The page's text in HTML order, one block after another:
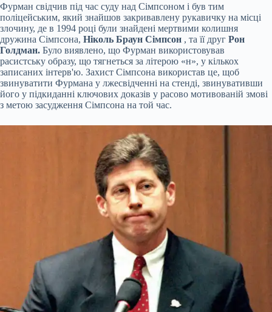
Фурман свідчив під час суду над Сімпсоном і був тим
поліцейським, який знайшов закривавлену рукавичку на місці
злочину, де в 1994 році були знайдені мертвими колишня
дружина Сімпсона, Ніколь Браун Сімпсон , та її друг Рон
Голдман. Було виявлено, що Фурман використовував
расистську образу, що тягнеться за літерою «н», у кількох
записаних інтерв'ю. Захист Сімпсона використав це, щоб
звинуватити Фурмана у лжесвідченні на стенді, звинувативши
його у підкиданні ключових доказів у расово мотивованій змові
з метою засудження Сімпсона на той час.